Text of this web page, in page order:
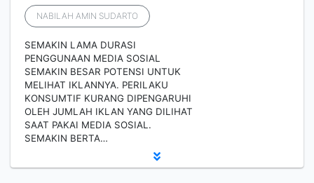
NABILAH AMIN SUDARTO
SEMAKIN LAMA DURASI
PENGGUNAAN MEDIA SOSIAL
SEMAKIN BESAR POTENSI UNTUK
MELIHAT IKLANNYA. PERILAKU
KONSUMTIF KURANG DIPENGARUHI
OLEH JUMLAH IKLAN YANG DILIHAT
SAAT PAKAI MEDIA SOSIAL.
SEMAKIN BERTA…